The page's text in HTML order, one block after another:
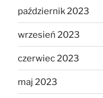
październik 2023
wrzesień 2023
czerwiec 2023
maj 2023